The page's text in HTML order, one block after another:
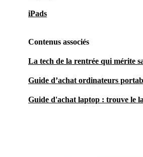
iPads
Contenus associés
La tech de la rentrée qui mérite
Guide d’achat ordinateurs
Guide d'achat laptop : trouve le